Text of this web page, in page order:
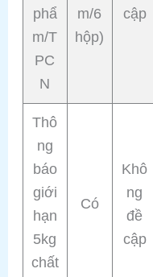
phẩ
m/T
PC
N
m/6
hộp)
cập
Thô
ng
báo
giới
hạn
5kg
chất
Có
Khô
ng
đề
cập